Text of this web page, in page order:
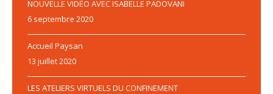
NOUVELLE VIDÉO AVEC ISABELLE PADOVANI
6 septembre 2020
Accueil Paysan
13 juillet 2020
LES ATELIERS VIRTUELS DU CONFINEMENT